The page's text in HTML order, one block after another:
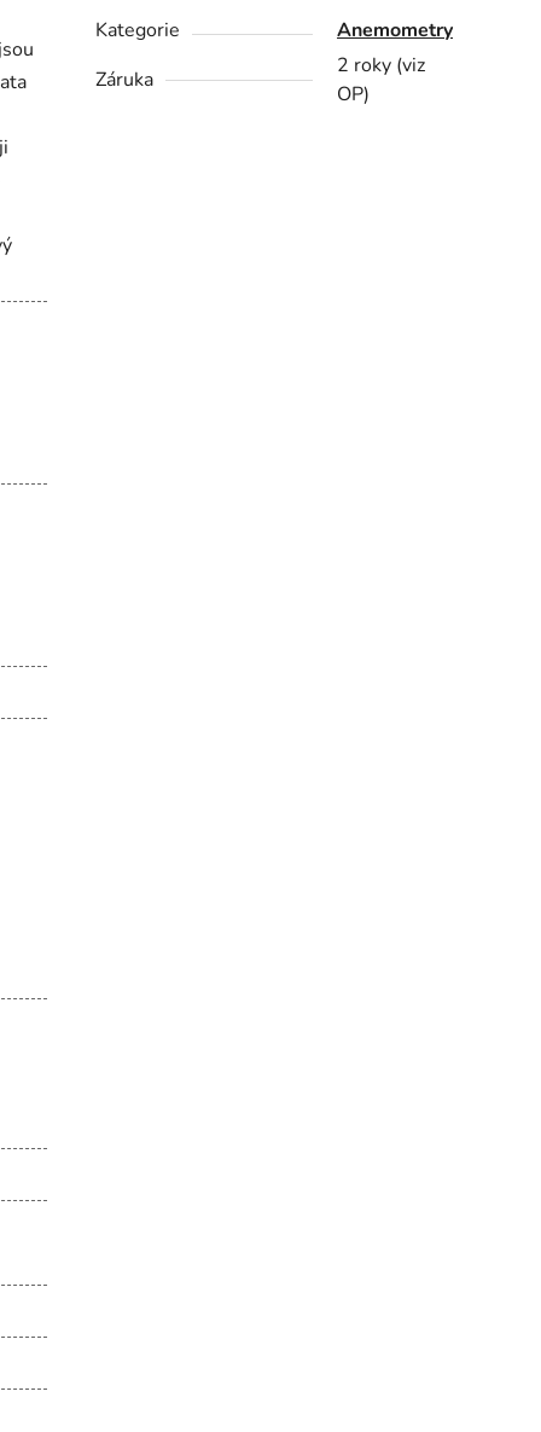
Kategorie
Anemometry
Záruka
2 roky (viz
OP)